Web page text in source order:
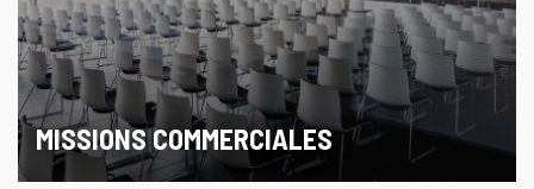
MISSIONS COMMERCIALES